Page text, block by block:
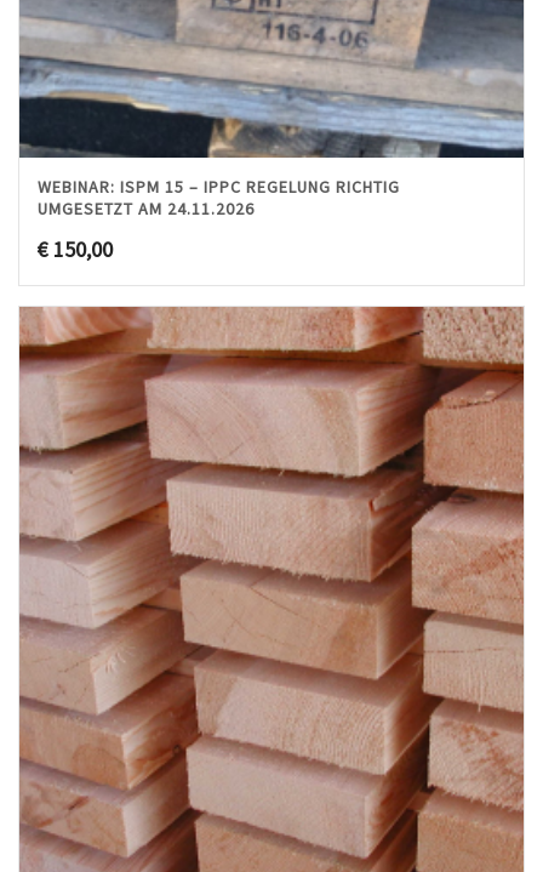
WEBINAR: ISPM 15 – IPPC REGELUNG RICHTIG
UMGESETZT AM 24.11.2026
€ 150,00